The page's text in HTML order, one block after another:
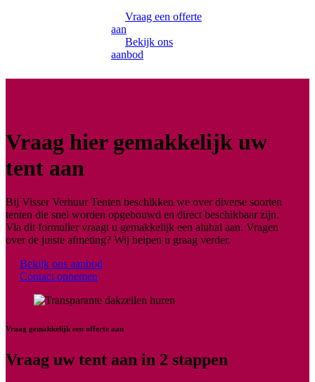
Vraag een offerte
aan
Bekijk ons
aanbod
Vraag hier gemakkelijk uw
tent aan
Bij Visser Verhuur Tenten beschikken we over diverse soorten
tenten die snel worden opgebouwd en direct beschikbaar zijn.
Via dit formulier vraagt u gemakkelijk een aluhal aan. Vragen
over de juiste afmeting? Wij helpen u graag verder.
Bekijk ons aanbod
Contact opnemen
Vraag gemakkelijk een offerte aan
Vraag uw tent aan in 2 stappen